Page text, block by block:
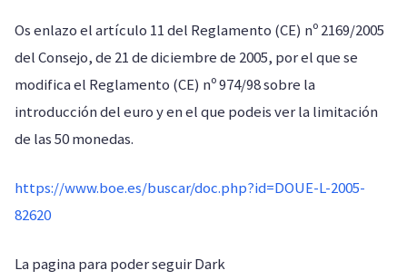
Os enlazo el artículo 11 del Reglamento (CE) nº 2169/2005
del Consejo, de 21 de diciembre de 2005, por el que se
modifica el Reglamento (CE) nº 974/98 sobre la
introducción del euro y en el que podeis ver la limitación
de las 50 monedas.
https://www.boe.es/buscar/doc.php?id=DOUE-L-2005-
82620
La pagina para poder seguir Dark